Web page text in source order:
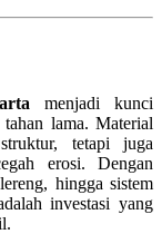
menjadi kunci
lama. Material
tetapi juga
erosi. Dengan
hingga sistem
investasi yang